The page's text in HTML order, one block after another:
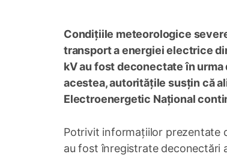
Condițiile meteorologice
transport a energiei electrice
kV au fost deconectate în
acestea, autoritățile susțin că
Electroenergetic Național
Potrivit informațiilor prezentate
au fost înregistrate deconectări